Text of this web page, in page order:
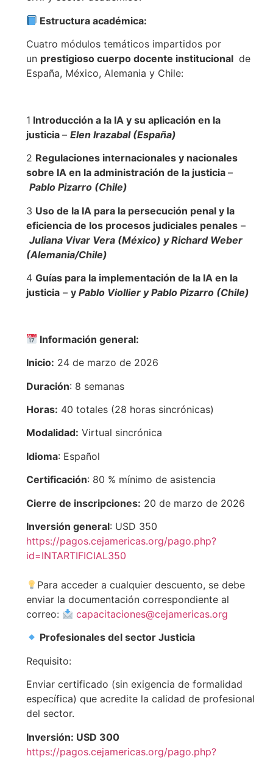
Estructura académica:
Cuatro módulos temáticos impartidos por
un prestigioso cuerpo docente institucional de
España, México, Alemania y Chile:
1️ Introducción a la IA y su aplicación en la
justicia – Elen Irazabal (España)
2️ Regulaciones internacionales y nacionales
sobre IA en la administración de la justicia –
Pablo Pizarro (Chile)
3️ Uso de la IA para la persecución penal y la
eficiencia de los procesos judiciales penales–
Juliana Vivar Vera (México) y Richard Weber
(Alemania/Chile)
4️ Guías para la implementación de la IA en la
justicia– y Pablo Viollier y Pablo Pizarro (Chile)
Información general:
Inicio: 24 de marzo de 2026
Duración: 8 semanas
Horas: 40 totales (28 horas sincrónicas)
Modalidad: Virtual sincrónica
Idioma: Español
Certificación: 80 % mínimo de asistencia
Cierre de inscripciones: 20 de marzo de 2026
Inversión general: USD 350
https://pagos.cejamericas.org/pago.php?
id=INTARTIFICIAL350
Para acceder a cualquier descuento, se debe
enviar la documentación correspondiente al
correo:
capacitaciones@cejamericas.org
Profesionales del sector Justicia
Requisito:
Enviar certificado (sin exigencia de formalidad
específica) que acredite la calidad de profesional
del sector.
Inversión: USD 300
https://pagos.cejamericas.org/pago.php?